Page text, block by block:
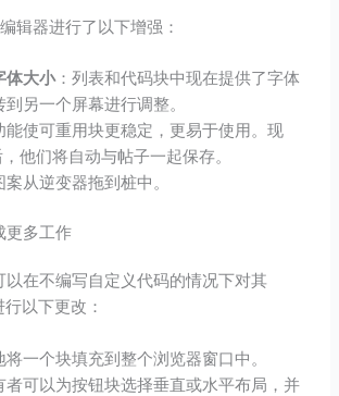
辑器进行了以下增强：
体大小：列表和代码块中现在提供了字体
另一个屏幕进行调整。
能使可重用块更稳定，更易于使用。现
他们将自动与帖子一起保存。
案从逆变器拖到桩中。
更多工作
以在不编写自定义代码的情况下对其
以下更改：
将一个块填充到整个浏览器窗口中。
者可以为按钮块选择垂直或水平布局，并